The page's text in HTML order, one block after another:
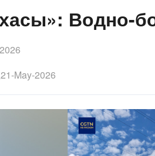
Водно-
May-2026